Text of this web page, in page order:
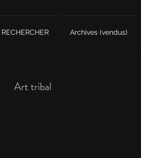
RECHERCHER Archives (vendus)
Art tribal